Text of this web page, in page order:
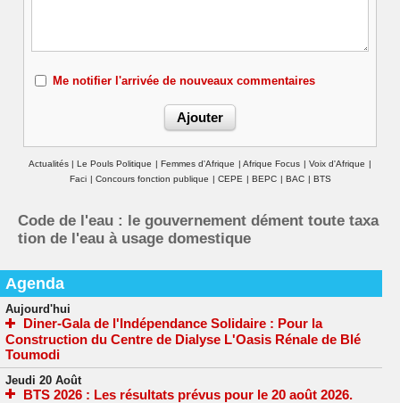
Me notifier l'arrivée de nouveaux commentaires
Actualités | Le Pouls Politique | Femmes d'Afrique | Afrique Focus | Voix d'Afrique |
Faci | Concours fonction publique | CEPE | BEPC | BAC | BTS
Code de l'eau : le gouvernement dément toute taxa
tion de l'eau à usage domestique
Agenda
Aujourd'hui
Diner-Gala de l'Indépendance Solidaire : Pour la
Construction du Centre de Dialyse L'Oasis Rénale de Blé
Toumodi
Jeudi 20 Août
BTS 2026 : Les résultats prévus pour le 20 août 2026.